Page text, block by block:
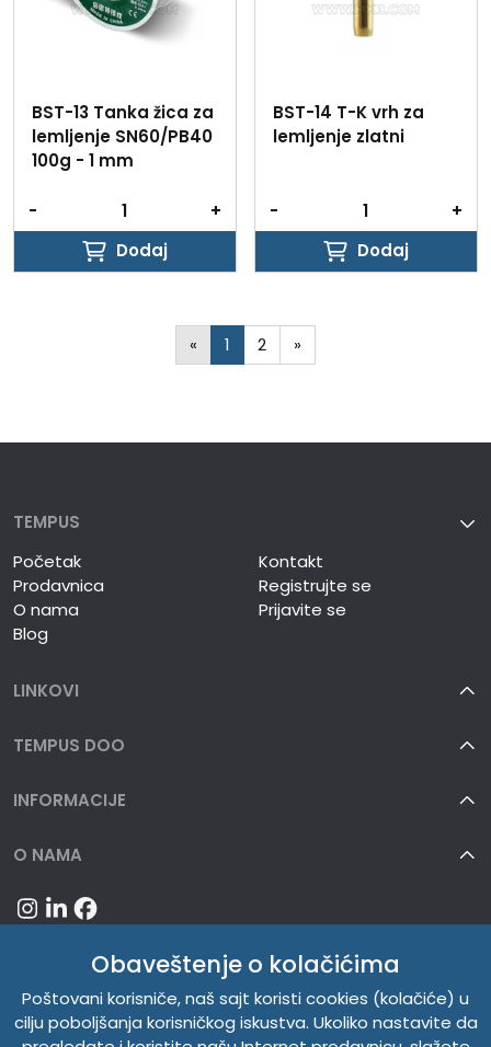
BST-13 Tanka žica za
lemljenje SN60/PB40
100g - 1 mm
-
+
Dodaj
Dodaj
BST-14 T-K vrh za
lemljenje zlatni
-
+
Dodaj
Dodaj
« 1 2 »
TEMPUS
Početak
Prodavnica
O nama
Blog
Kontakt
Registrujte se
Prijavite se
LINKOVI
TEMPUS DOO
INFORMACIJE
O NAMA
Obaveštenje o kolačićima
Poštovani korisniče, naš sajt koristi cookies (kolačiće) u
cilju poboljšanja korisničkog iskustva. Ukoliko nastavite da